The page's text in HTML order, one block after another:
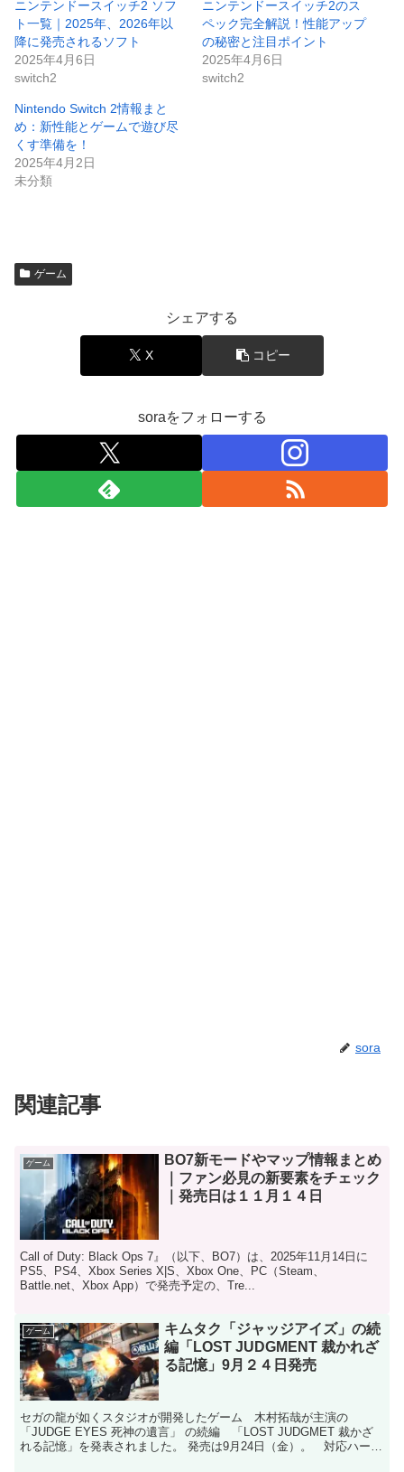
ニンテンドースイッチ2 ソフ
ト一覧｜2025年、2026年以
降に発売されるソフト
2025年4月6日
switch2
ニンテンドースイッチ2のス
ペック完全解説！性能アップ
の秘密と注目ポイント
2025年4月6日
switch2
Nintendo Switch 2情報まと
め：新性能とゲームで遊び尽
くす準備を！
2025年4月2日
未分類
ゲーム
シェアする
X コピー
soraをフォローする
sora
関連記事
ゲーム
BO7新モードやマップ情報まとめ
｜ファン必見の新要素をチェック
｜発売日は１１月１４日
Call of Duty: Black Ops 7』（以下、BO7）は、2025年11月14日に
PS5、PS4、Xbox Series X|S、Xbox One、PC（Steam、
Battle.net、Xbox App）で発売予定の、Tre...
ゲーム
キムタク「ジャッジアイズ」の続
編「LOST JUDGMENT 裁かれざ
る記憶」9月２４日発売
セガの龍が如くスタジオが開発したゲーム 木村拓哉が主演の
「JUDGE EYES 死神の遺言」 の続編 「LOST JUDGMET 裁かざ
れる記憶」を発表されました。 発売は9月24日（金）。 対応ハード